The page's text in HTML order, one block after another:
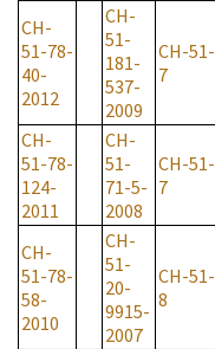
CH-
51-78-
40-
2012
CH-
51-
181-
537-
2009
CH-51-
7
CH-
51-78-
124-
2011
CH-
51-
71-5-
2008
CH-51-
7
CH-
51-78-
58-
2010
CH-
51-
20-
9915-
2007
CH-51-
8